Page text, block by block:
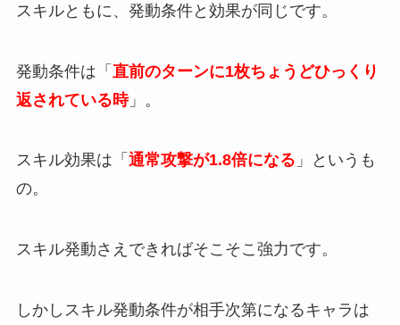
スキルともに、発動条件と効果が同じです。
発動条件は「 直前のターンに1枚ちょうどひっくり
返されている時」。
スキル効果は「 通常攻撃が1.8倍になる 」というも
の。
スキル発動さえできればそこそこ強力です。
しかしスキル発動条件が相手次第になるキャラは